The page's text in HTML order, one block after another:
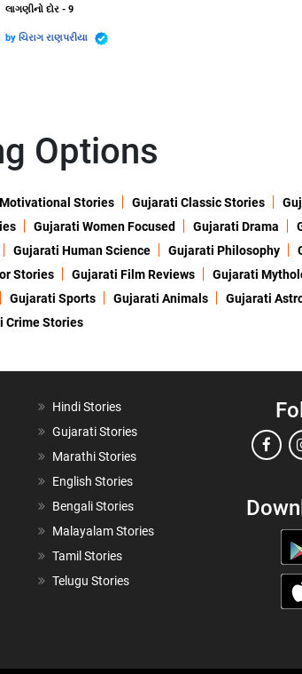
લાગણીનો દોર - 9
by ચિરાગ રાણપરીયા
Options
Stories Gujarati Classic Stories
Gujarati Women Focused Gujarati Drama
Gujarati Human Science Gujarati Philosophy
Stories Gujarati Film Reviews
Gujarati
Gujarati Sports Gujarati Animals Gujarati
Crime Stories
Hindi Stories
Gujarati Stories
Marathi Stories
English Stories
Bengali Stories
Malayalam Stories
Tamil Stories
Telugu Stories